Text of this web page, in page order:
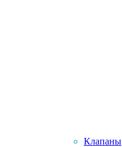
Клапаны